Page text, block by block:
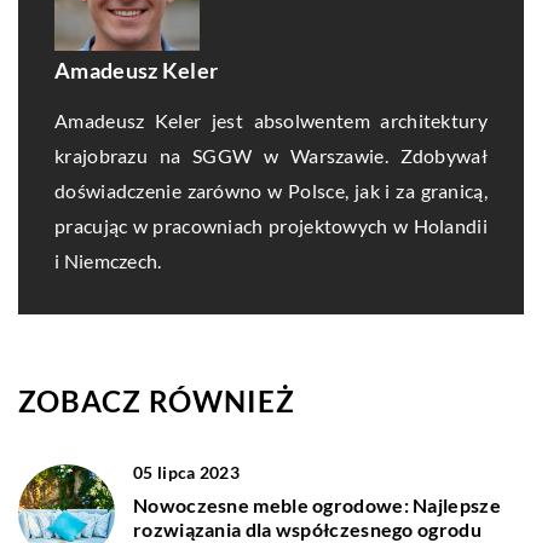
Amadeusz Keler
Amadeusz Keler jest absolwentem architektury
krajobrazu na SGGW w Warszawie. Zdobywał
doświadczenie zarówno w Polsce, jak i za granicą,
pracując w pracowniach projektowych w Holandii
i Niemczech.
ZOBACZ RÓWNIEŻ
05 lipca 2023
Nowoczesne meble ogrodowe: Najlepsze
rozwiązania dla współczesnego ogrodu